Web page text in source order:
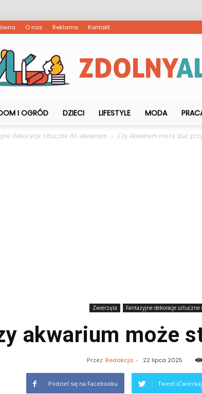
O nas Reklama Kontakt
I OGRÓD DZIECI LIFESTYLE MODA
dekoracje sztuczne do akwarium Czy akwarium może stać
Zwierzęta Fantazyjne dekoracje
akwarium może
Przez Redakcja - 22 lipca 2025
Podziel się na Facebooku Tweet